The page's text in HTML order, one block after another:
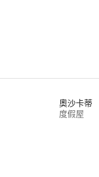
奧沙卡蒂
度假屋